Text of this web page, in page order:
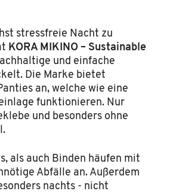
stressfreie Nacht zu
KORA MIKINO – Sustainable
und einfache
Die Marke bietet
an, welche wie eine
funktionieren. Nur
und besonders ohne
als auch Binden häufen mit
Abfälle an. Außerdem
nachts - nicht